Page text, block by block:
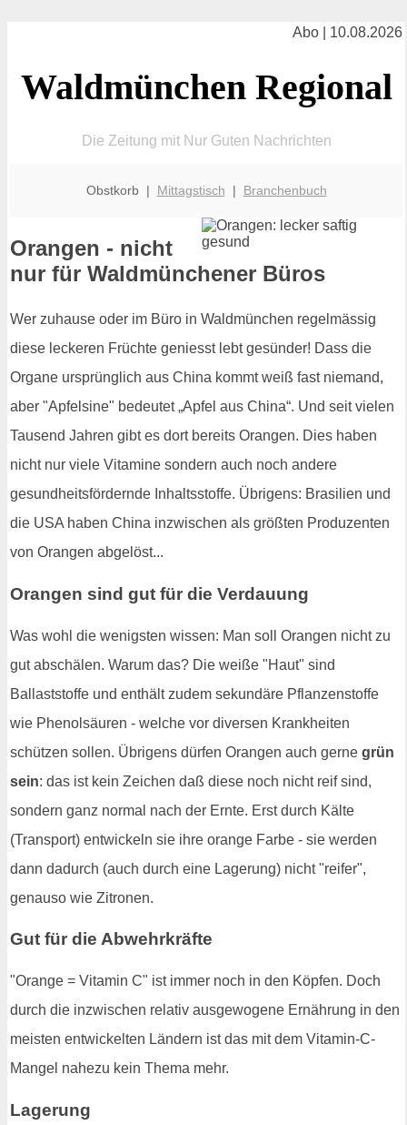
Abo | 10.08.2026
Waldmünchen Regional
Die Zeitung mit Nur Guten Nachrichten
Obstkorb | Mittagstisch | Branchenbuch
Orangen - nicht
nur für Waldmünchener Büros
Wer zuhause oder im Büro in Waldmünchen regelmässig
diese leckeren Früchte geniesst lebt gesünder! Dass die
Organe ursprünglich aus China kommt weiß fast niemand,
aber "Apfelsine" bedeutet „Apfel aus China“. Und seit vielen
Tausend Jahren gibt es dort bereits Orangen. Dies haben
nicht nur viele Vitamine sondern auch noch andere
gesundheitsfördernde Inhaltsstoffe. Übrigens: Brasilien und
die USA haben China inzwischen als größten Produzenten
von Orangen abgelöst...
Orangen sind gut für die Verdauung
Was wohl die wenigsten wissen: Man soll Orangen nicht zu
gut abschälen. Warum das? Die weiße "Haut" sind
Ballaststoffe und enthält zudem sekundäre Pflanzenstoffe
wie Phenolsäuren - welche vor diversen Krankheiten
schützen sollen. Übrigens dürfen Orangen auch gerne grün
sein: das ist kein Zeichen daß diese noch nicht reif sind,
sondern ganz normal nach der Ernte. Erst durch Kälte
(Transport) entwickeln sie ihre orange Farbe - sie werden
dann dadurch (auch durch eine Lagerung) nicht "reifer",
genauso wie Zitronen.
Gut für die Abwehrkräfte
"Orange = Vitamin C" ist immer noch in den Köpfen. Doch
durch die inzwischen relativ ausgewogene Ernährung in den
meisten entwickelten Ländern ist das mit dem Vitamin-C-
Mangel nahezu kein Thema mehr.
Lagerung